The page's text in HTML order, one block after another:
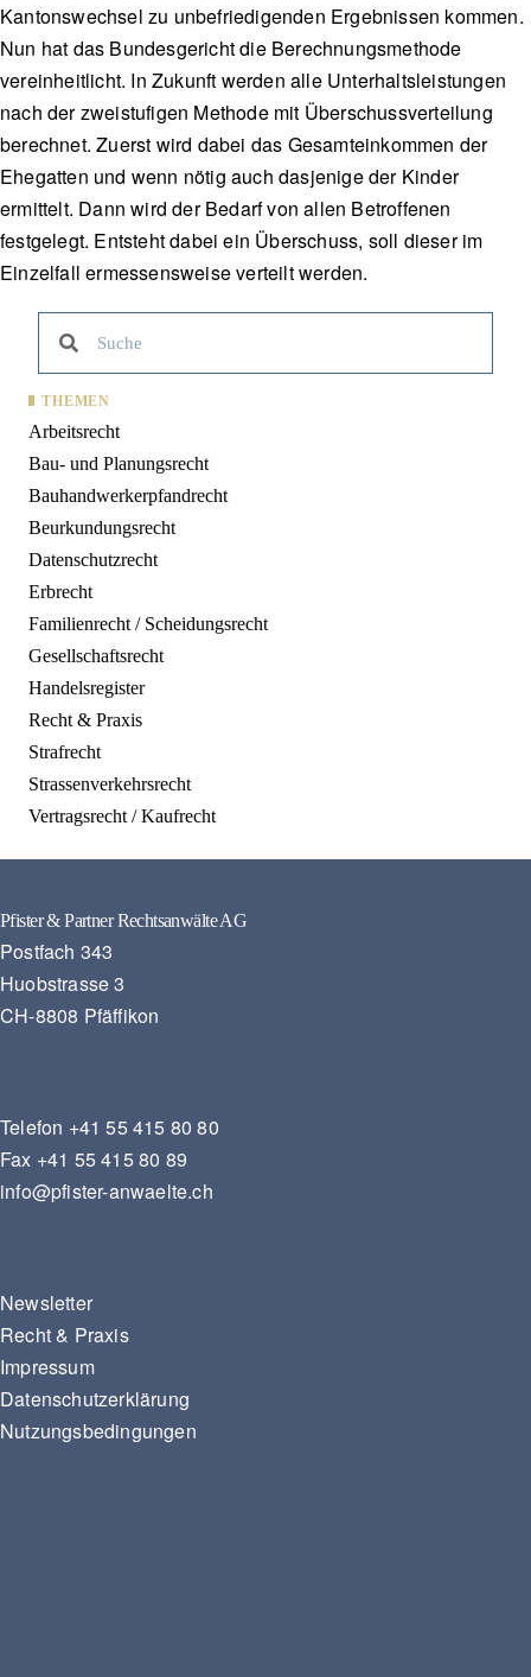
Kantonswechsel zu unbefriedigenden Ergebnissen kommen.
Nun hat das Bundesgericht die Berechnungsmethode
vereinheitlicht. In Zukunft werden alle Unterhaltsleistungen
nach der zweistufigen Methode mit Überschussverteilung
berechnet. Zuerst wird dabei das Gesamteinkommen der
Ehegatten und wenn nötig auch dasjenige der Kinder
ermittelt. Dann wird der Bedarf von allen Betroffenen
festgelegt. Entsteht dabei ein Überschuss, soll dieser im
Einzelfall ermessensweise verteilt werden.
THEMEN
Arbeitsrecht
Bau- und Planungsrecht
Bauhandwerkerpfandrecht
Beurkundungsrecht
Datenschutzrecht
Erbrecht
Familienrecht / Scheidungsrecht
Gesellschaftsrecht
Handelsregister
Recht & Praxis
Strafrecht
Strassenverkehrsrecht
Vertragsrecht / Kaufrecht
Pfister & Partner Rechtsanwälte AG
Postfach 343
Huobstrasse 3
CH-8808 Pfäffikon
Telefon +41 55 415 80 80
Fax +41 55 415 80 89
info@pfister-anwaelte.ch
Newsletter
Recht & Praxis
Impressum
Datenschutzerklärung
Nutzungsbedingungen